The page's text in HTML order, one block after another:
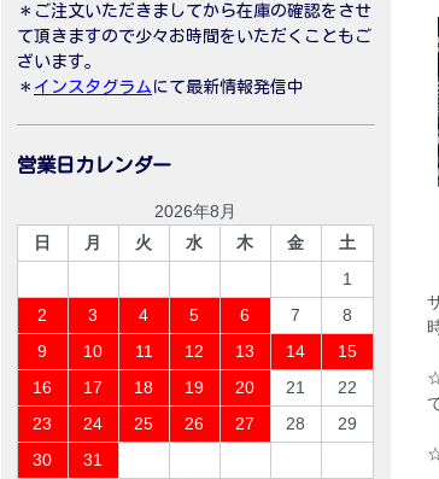
＊ご注文いただきましてから在庫の確認をさせ
て頂きますので少々お時間をいただくこともご
ざいます。
＊ インスタグラム にて最新情報発信中
営業日カレンダー
2026年8月
日
月 火 水 木 金
土
1
2
3 4 5 6 7
8
9
10 11 12 13 14
15
16
17 18 19 20 21
22
23
24 25 26 27 28
29
30
31